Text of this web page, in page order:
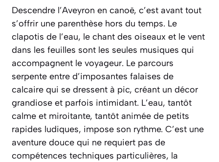
Descendre l’Aveyron en canoë, c’est avant tout
s’offrir une parenthèse hors du temps. Le
clapotis de l’eau, le chant des oiseaux et le vent
dans les feuilles sont les seules musiques qui
accompagnent le voyageur. Le parcours
serpente entre d’imposantes falaises de
calcaire qui se dressent à pic, créant un décor
grandiose et parfois intimidant. L’eau, tantôt
calme et miroitante, tantôt animée de petits
rapides ludiques, impose son rythme. C’est une
aventure douce qui ne requiert pas de
compétences techniques particulières, la